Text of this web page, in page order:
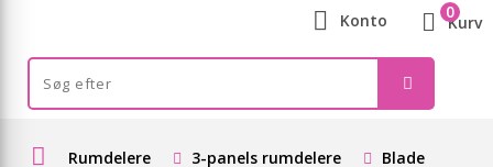
Konto Kurv
0
Rumdelere 3-panels rumdelere Blade